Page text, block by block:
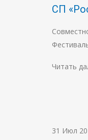
СП
Читать
31 Июл